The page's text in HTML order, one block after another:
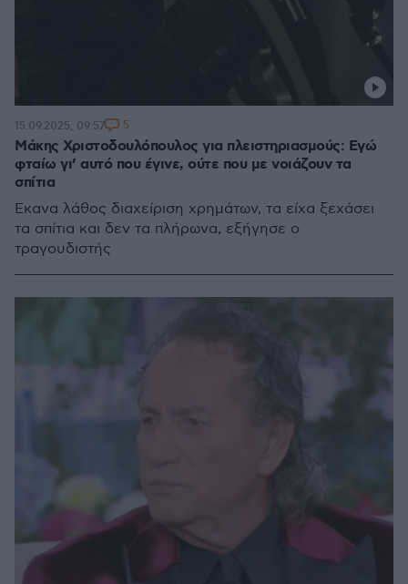
Μάκης Χριστοδουλόπουλος για πλειστηριασμούς: Εγώ
φταίω γι’ αυτό που έγινε, ούτε που με νοιάζουν τα
σπίτια
Έκανα λάθος διαχείριση χρημάτων, τα είχα ξεχάσει
τα σπίτια και δεν τα πλήρωνα, εξήγησε ο
τραγουδιστής
15.09.2025, 09:57 5